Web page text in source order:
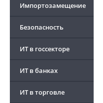
Импортозамещение
Безопасность
ИТ в госсекторе
ИТ в банках
ИТ в торговле